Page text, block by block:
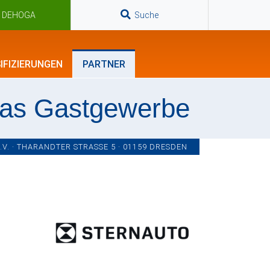
Suche
PARTNER
Gastgewerbe
· THARANDTER STRASSE 5 · 01159 DRESDEN